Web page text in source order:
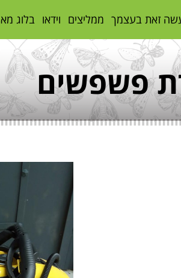
זאת בעצמך ממליצים וידאו בלוג
פשפשים